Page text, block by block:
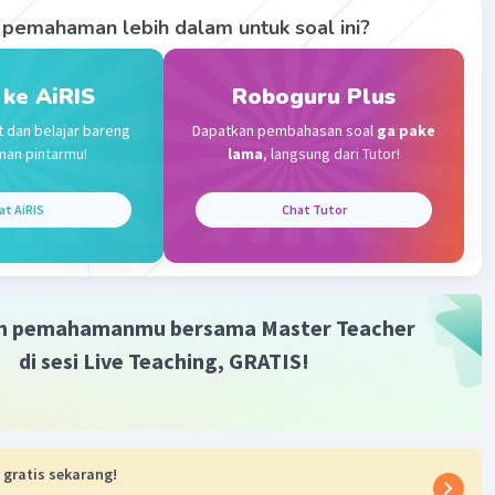
Community Level 72
terverifikasi
= 6 : 2(3)
+ 1 = 9 - 3 x 3 + 1
·0.0(0) Balas
lebih dalam untuk soal ini?
AiRIS
dan belajar bareng
pintarmu!
AiRIS
Roboguru Plus
Dapatkan pembahasan soal ga pake
lama, langsung dari Tutor!
Chat Tutor
pemahamanmu bersama Master Teacher
di sesi Live Teaching, GRATIS!
gratis sekarang!